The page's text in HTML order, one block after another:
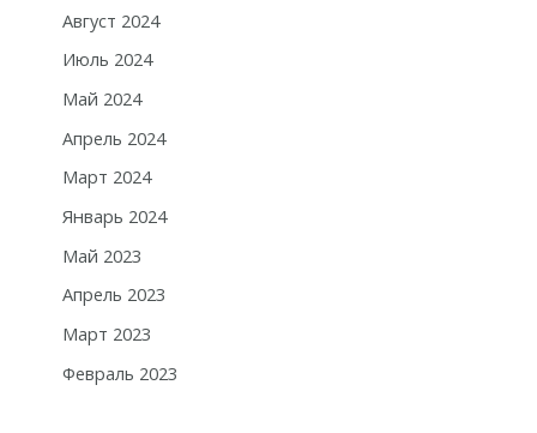
Август 2024
Июль 2024
Май 2024
Апрель 2024
Март 2024
Январь 2024
Май 2023
Апрель 2023
Март 2023
Февраль 2023